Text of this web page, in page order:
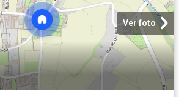
Ver foto